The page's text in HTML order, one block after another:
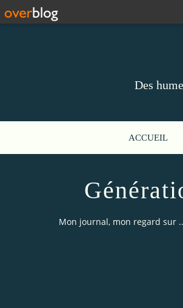
Des
ACCUEIL
Mon journal, mon regard sur